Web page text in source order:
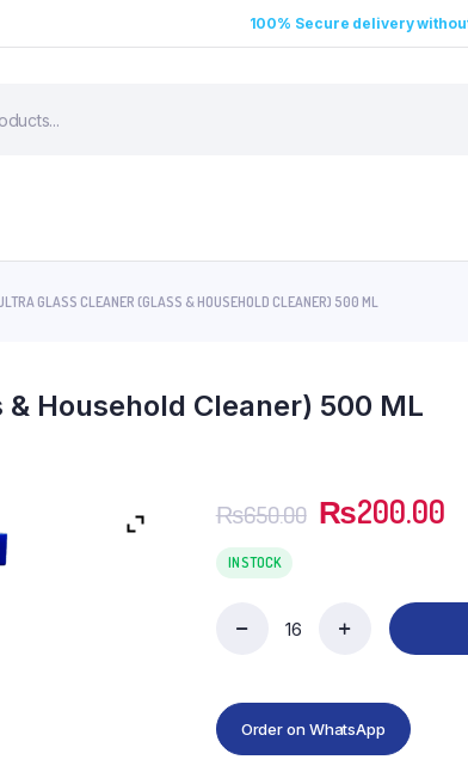
100% Secure delivery
GLASS CLEANER (GLASS & HOUSEHOLD CLEANER) 500 ML
Household Cleaner) 500 ML
₨650.00 ₨200.00
IN STOCK
Order on WhatsApp